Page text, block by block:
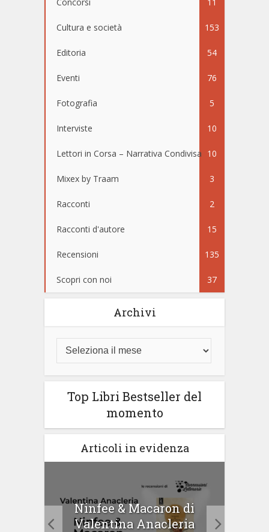
Concorsi 11
Cultura e società 153
Editoria 54
Eventi 76
Fotografia 5
Interviste 10
Lettori in Corsa – Narrativa Condivisa 10
Mixex by Traam 3
Racconti 2
Racconti d'autore 15
Recensioni 135
Scopri con noi 37
Archivi
Top Libri Bestseller del
momento
Articoli in evidenza
Ninfee & Macaron di
Valentina Anacleria